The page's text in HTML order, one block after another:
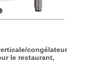
congélateur
le restaurant,